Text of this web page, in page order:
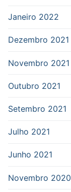
Janeiro 2022
Dezembro 2021
Novembro 2021
Outubro 2021
Setembro 2021
Julho 2021
Junho 2021
Novembro 2020